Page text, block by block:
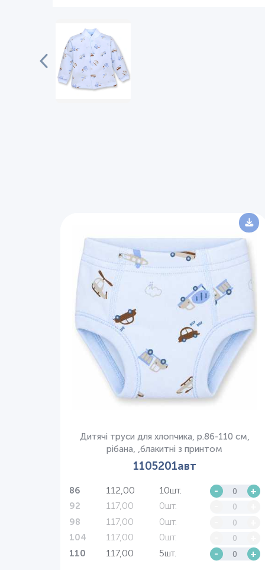
Дитячі труси для хлопчика, р.86-110 см,
рібана, ,блакитні з принтом
1105201авт
86 112,00 10шт. - +
92 117,00 0шт.
98 117,00 0шт.
104 117,00 0шт.
110 117,00 5шт. - +